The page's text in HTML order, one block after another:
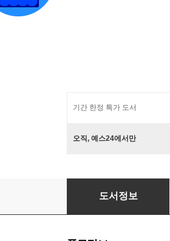
기간 한정 특가 도서
오직, 예스24에서만
미술과 우상
도서정보